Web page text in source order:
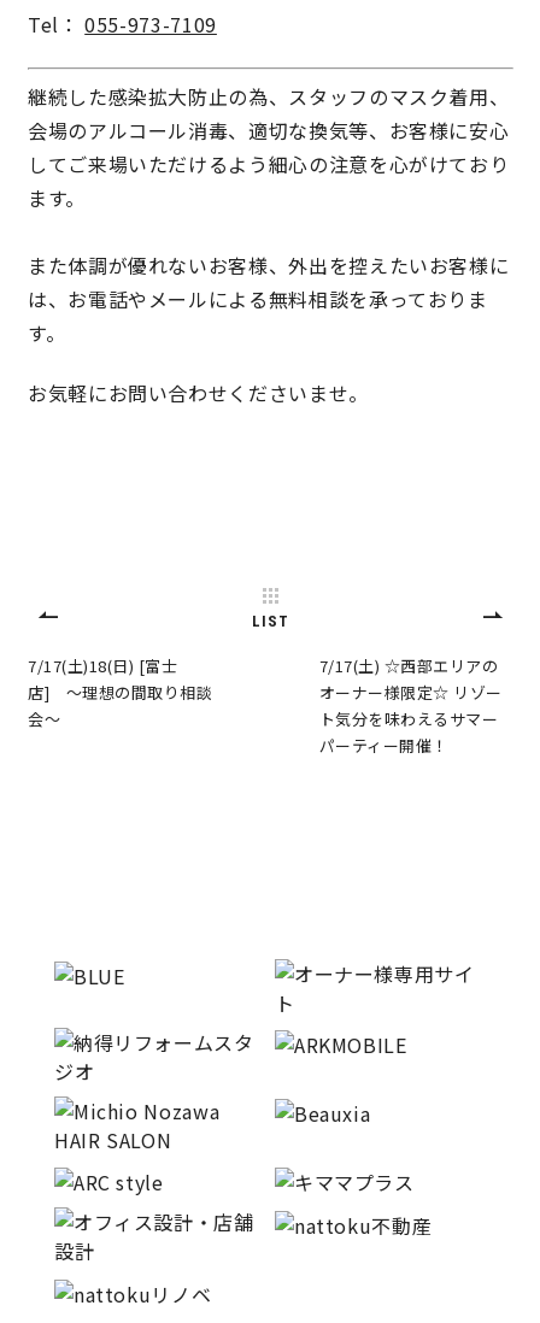
よくある質問
CLOSE
Tel：055-973-7109
継続した感染拡大防止の為、スタッフのマスク着用、
会場のアルコール消毒、適切な換気等、お客様に安心
してご来場いただけるよう細心の注意を心がけており
ます。
また体調が優れないお客様、外出を控えたいお客様に
は、お電話やメールによる無料相談を承っておりま
す。
お気軽にお問い合わせくださいませ。
7/17(土)18(日) [富士
店] 〜理想の間取り相談
会〜
LIST
7/17(土) ☆西部エリアの
オーナー様限定☆ リゾー
ト気分を味わえるサマー
パーティー開催！